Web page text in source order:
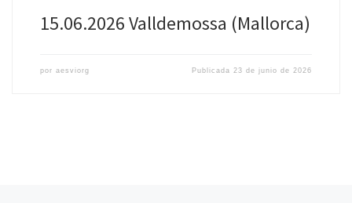
15.06.2026 Valldemossa (Mallorca)
por aesviorg Publicada 23 de junio de 2026